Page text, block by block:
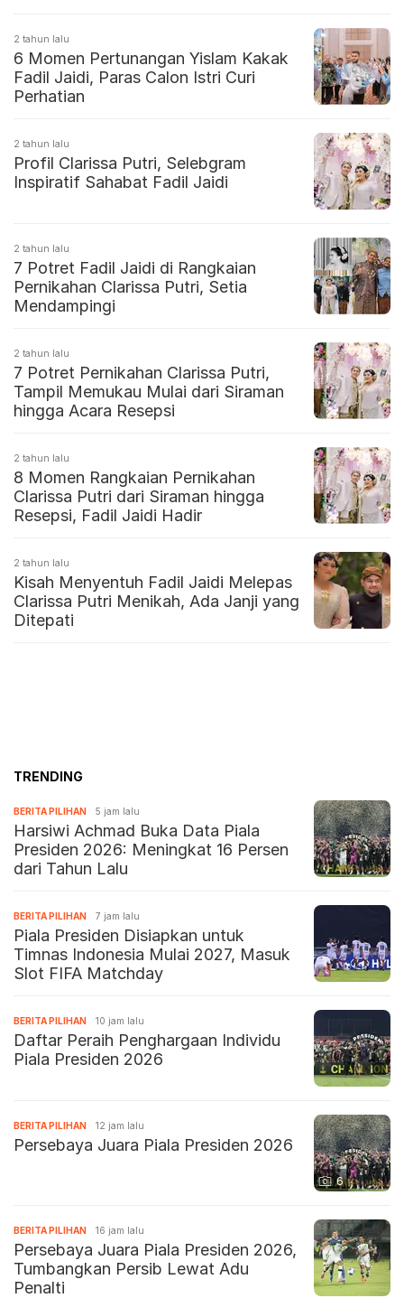
2 tahun lalu
6 Momen Pertunangan Yislam Kakak
Fadil Jaidi, Paras Calon Istri Curi
Perhatian
2 tahun lalu
Profil Clarissa Putri, Selebgram
Inspiratif Sahabat Fadil Jaidi
2 tahun lalu
7 Potret Fadil Jaidi di Rangkaian
Pernikahan Clarissa Putri, Setia
Mendampingi
2 tahun lalu
7 Potret Pernikahan Clarissa Putri,
Tampil Memukau Mulai dari Siraman
hingga Acara Resepsi
2 tahun lalu
8 Momen Rangkaian Pernikahan
Clarissa Putri dari Siraman hingga
Resepsi, Fadil Jaidi Hadir
2 tahun lalu
Kisah Menyentuh Fadil Jaidi Melepas
Clarissa Putri Menikah, Ada Janji yang
Ditepati
TRENDING
BERITA PILIHAN 5 jam lalu
Harsiwi Achmad Buka Data Piala
Presiden 2026: Meningkat 16 Persen
dari Tahun Lalu
BERITA PILIHAN 7 jam lalu
Piala Presiden Disiapkan untuk
Timnas Indonesia Mulai 2027, Masuk
Slot FIFA Matchday
BERITA PILIHAN 10 jam lalu
Daftar Peraih Penghargaan Individu
Piala Presiden 2026
6
BERITA PILIHAN 12 jam lalu
Persebaya Juara Piala Presiden 2026
BERITA PILIHAN 16 jam lalu
Persebaya Juara Piala Presiden 2026,
Tumbangkan Persib Lewat Adu
Penalti